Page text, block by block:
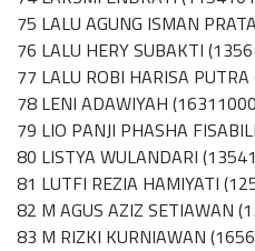
75 LALU AGUNG ISMAN
76 LALU HERY SUBAKTI
77 LALU ROBI HARISA
78 LENI ADAWIYAH
79 LIO PANJI PHASHA
80 LISTYA WULANDARI
81 LUTFI REZIA HAMIYATI
82 M AGUS AZIZ SETIAWAN
83 M RIZKI KURNIAWAN